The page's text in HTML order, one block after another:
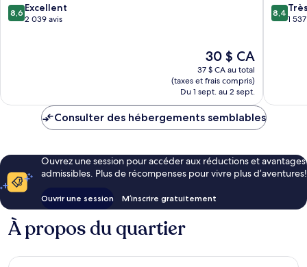
Centre-
ville
8.6
sur
8,6 Excellent
2 039 avis
Le
prix
est
de
30 $ CA
30 $ CA
37 $ CA au total
(taxes et frais compris)
Du 1 sept. au 2 sept.
de
8.4
sur
8,4
1
Consulter des hébergements semblables
Ouvrez une session pour accéder aux réductions et avantages
admissibles. Plus de récompenses pour vivre plus d’aventures!
Ouvrir une session M’inscrire gratuitement
À propos du quartier